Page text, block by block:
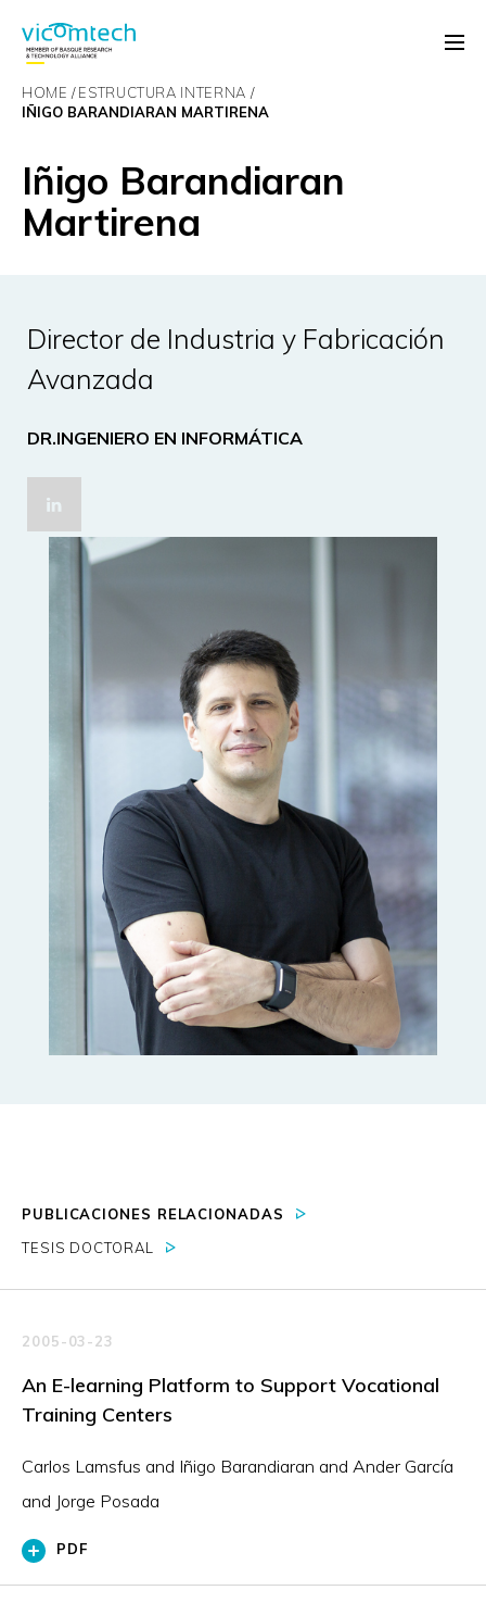
HOME
ESTRUCTURA INTERNA
IÑIGO BARANDIARAN MARTIRENA
Iñigo Barandiaran
Martirena
Director de Industria y Fabricación
Avanzada
DR.INGENIERO EN INFORMÁTICA
PUBLICACIONES RELACIONADAS
TESIS DOCTORAL
2005-03-23
An E-learning Platform to Support Vocational
Training Centers
Carlos Lamsfus and Iñigo Barandiaran and Ander García
and Jorge Posada
PDF